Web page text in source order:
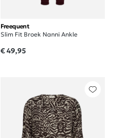
Freequent
Slim Fit Broek Nanni Ankle
€ 49,95